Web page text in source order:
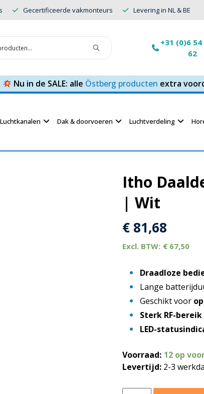
Gecertificeerde vakmonteurs Levering in NL & BE
+31 (0)6 54
62
Nu in de SALE: alle Östberg producten extra
Luchtkanalen Dak & doorvoeren Luchtverdeling
Itho
| Wit
€ 81,68
€ 67,50
Draadloze
Lange
Geschikt voor
Sterk RF-bereik
LED-
Voorraad: 12 op
Levertijd: 2-3